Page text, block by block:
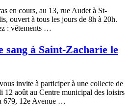
en cours, au 13, rue Audet à St-
ouvert à tous les jours de 8h à 20h.
: vêtements …
sang à Saint-Zacharie le
invite à participer à une collecte de
12 août au Centre municipal des loisirs
679, 12e Avenue …